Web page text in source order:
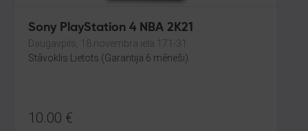
Sony PlayStation 4 NBA 2K21
Daugavpils, 18.novembra iela 171-31
Stāvoklis Lietots (Garantija 6 mēneši)
10.00 €